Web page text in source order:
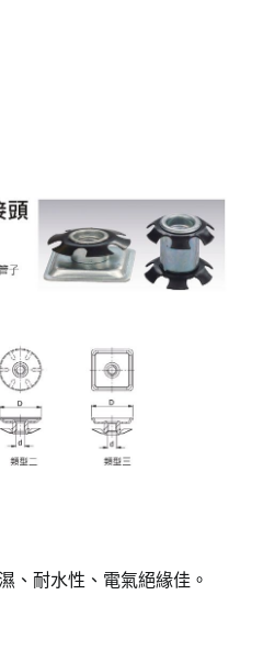
、耐水性、電氣絕緣佳。